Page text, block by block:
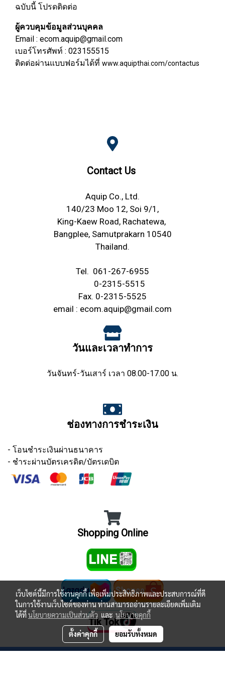
ฉบับนี้ โปรดติดต่อ
ผู้ควบคุมข้อมูลส่วนบุคคล
Email : ecom.aquip@gmail.com
เบอร์โทรศัพท์ : 023155515
ติดต่อผ่านแบบฟอร์มได้ที่ www.aquipthai.com/contactus
Contact Us
Aquip Co., Ltd.
140/23 Moo 12, Soi 9/1,
King-Kaew Road, Rachatewa,
Bangplee, Samutprakarn 10540
Thailand.
Tel. 061-267-6955
0-2315-5515
Fax. 0-2315-5525
email : ecom.aquip@gmail.com
วันและเวลาทำการ
วันจันทร์-วันเสาร์ เวลา 08.00-17.00 น.
ช่องทางการชำระเงิน
- โอนชำระเงินผ่านธนาคาร
- ชำระผ่านบัตรเครดิต/บัตรเดบิต
Shopping Online
เว็บไซต์นี้มีการใช้งานคุกกี้ เพื่อเพิ่มประสิทธิภาพและประสบการณ์ที่ดี
ในการใช้งานเว็บไซต์ของท่าน ท่านสามารถอ่านรายละเอียดเพิ่มเติม
ได้ที่นโยบายความเป็นส่วนตัว และ นโยบายคุกกี้
ตั้งค่าคุกกี้ ยอมรับทั้งหมด